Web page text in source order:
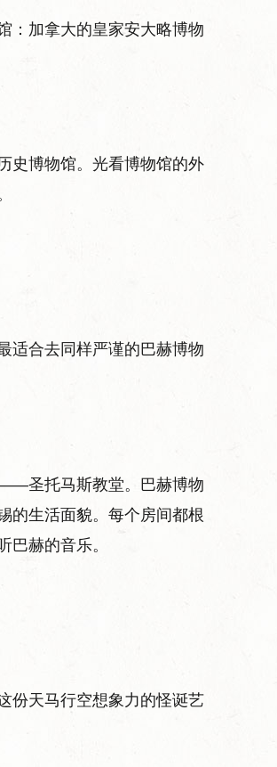
：加拿大的皇家安大略博物
史博物馆。光看博物馆的外
适合去同样严谨的巴赫博物
圣托马斯教堂。巴赫博物
的生活面貌。每个房间都根
巴赫的音乐。
份天马行空想象力的怪诞艺